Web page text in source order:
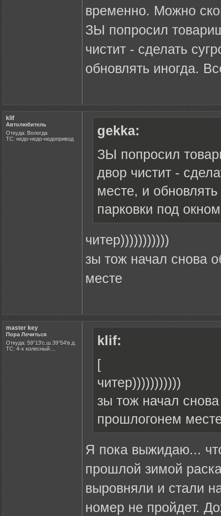
временно. Можно
ЗЫ попросил
чистит - сделать
обновлять иногда.
klif
Автолюбитель
Откуда: Вологда
ТС: недо-недо-недопривод
gekka:
ЗЫ попросил
двор чистит -
месте, и
парковки под
читер)))))))))))
зы тож начал снова
месте
master key
Пора Лечиться
Откуда: 59°13'с.ш.39°54'в.д.
ТС: 4-х колесный....
klif:
[
читер)))))))))))
зы тож начал
прошлогонем
Я пока выжидаю...
прошлой зимой
выровняли и стали
номер не пройдет.